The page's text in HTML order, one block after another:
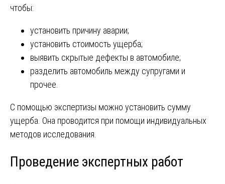
чтобы:
установить причину аварии;
установить стоимость ущерба;
выявить скрытые дефекты в автомобиле;
разделить автомобиль между супругами и
прочее.
С помощью экспертизы можно установить сумму
ущерба. Она проводится при помощи индивидуальных
методов исследования.
Проведение экспертных работ